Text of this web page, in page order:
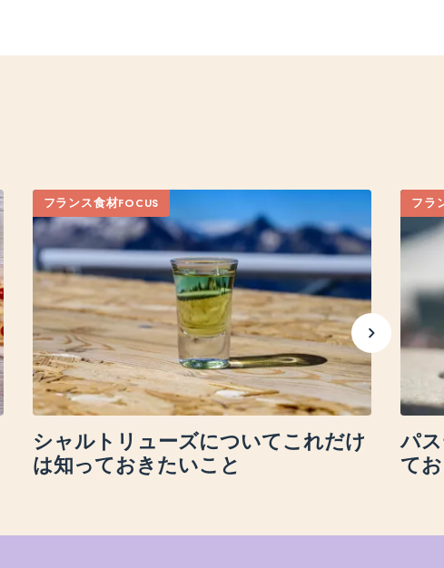
フランス食材FOCUS
シャルトリューズについてこれだけ
は知っておきたいこと
フラ
パ
て